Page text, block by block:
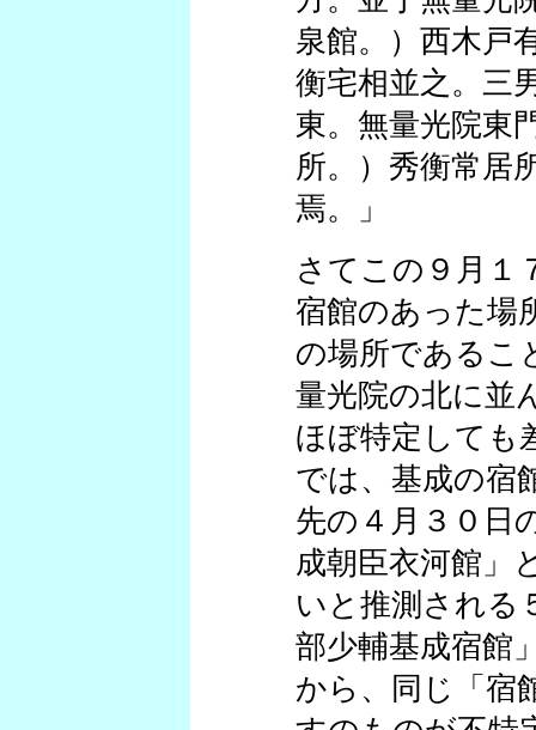
泉館。）西木戸
衡宅相並之。三
東。無量光院東
所。）秀衡常居
焉。」
さてこの９月１
宿館のあった場
の場所であるこ
量光院の北に並
ほぼ特定しても
では、基成の宿
先の４月３０日
成朝臣衣河館」
いと推測される
部少輔基成宿館
から、同じ「宿